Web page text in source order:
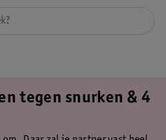
tegen snurken & 4